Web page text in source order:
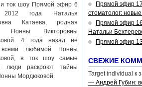
ток шоу Прямой эфир 6
года Наталья
Катаева, родная
Нонны Викторовны
4 года назад не
любимой Нонны
в ток шоу самые
люди раскроют тайны
Мордюковой.
Прямой эфир
стоматолог:
Прямой эфир
Натальи
Прямой эфир
СВЕЖИЕ
Target individual к
— Андрей Губин: